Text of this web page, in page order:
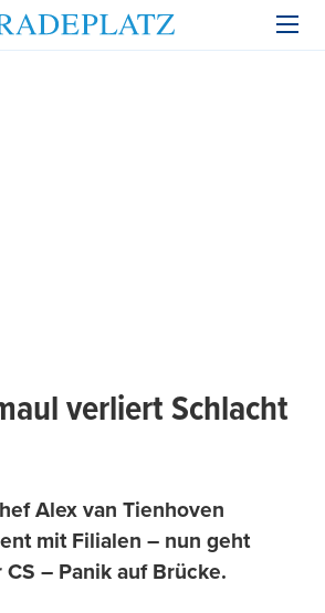
verliert Schlacht
Alex van Tienhoven
mit Filialen – nun geht
CS – Panik auf Brücke.